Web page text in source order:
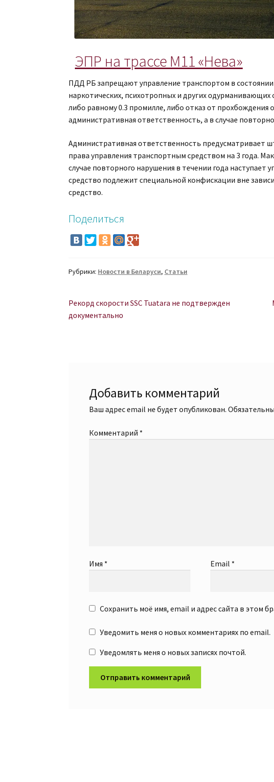
ЭПР на трассе М11 «Нева»
ПДД РБ запрещают управление транспортом в
наркотических, психотропных и других
либо равному 0.3 промилле, либо отказ от прохбождения
административная ответственность, а в случае
Административная ответственность предусматривает
права управления транспортным средством на 3 года.
случае повторного нарушения в течении года наступает
средство подлежит специальной конфискации вне
средство.
Поделиться
Рубрики: Новости в Беларуси, Статьи
Навигация
по
Предыдущая
запись:
Рекорд скорости SSC Tuatara не подтвержден
документально
Добавить комментарий
Ваш адрес email не будет опубликован.
Комментарий *
Имя * Email *
Сохранить моё имя, email и адрес сайта в этом
Уведомить меня о новых комментариях по email.
Уведомлять меня о новых записях почтой.